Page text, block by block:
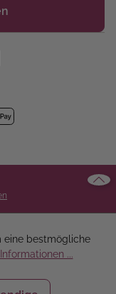
eine bestmögliche
...